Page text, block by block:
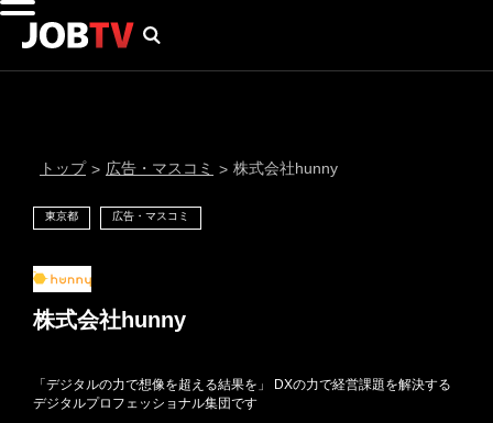
通知設定
トップ > 広告・マスコミ > 株式会社hunny
東京都 広告・マスコミ
株式会社hunny
「デジタルの力で想像を超える結果を」 DXの力で経営課題を解決する
デジタルプロフェッショナル集団です